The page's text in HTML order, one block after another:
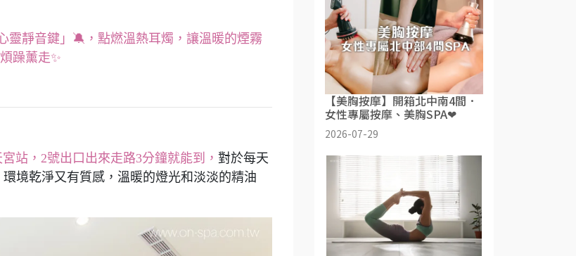
靈靜音鍵」🔕，點燃溫熱耳燭，讓溫暖的煙霧
躁薰走✨
站，2號出口出來走路3分鐘就能到， 對於每天
境乾淨又有質感，溫暖的燈光和淡淡的精油
【美胸按摩】開箱北中南4間．
女性專屬按摩、美胸SPA❤
2026-07-29